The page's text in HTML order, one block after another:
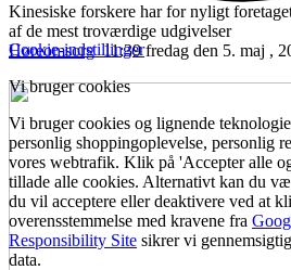
Kinesiske forskere har for nyligt
af de mest troværdige udgivelser
Høreomsorg 11:39 fredag den 5. maj ,
Cookie-indstillinger
Vi bruger cookies
Vi bruger cookies og lignende
personlig shoppingoplevelse, personlig
vores webtrafik. Klik på 'Accepter alle
tillade alle cookies. Alternativt kan du
du vil acceptere eller deaktivere ved at
overensstemmelse med kravene fra
Responsibility Site sikrer vi
data.